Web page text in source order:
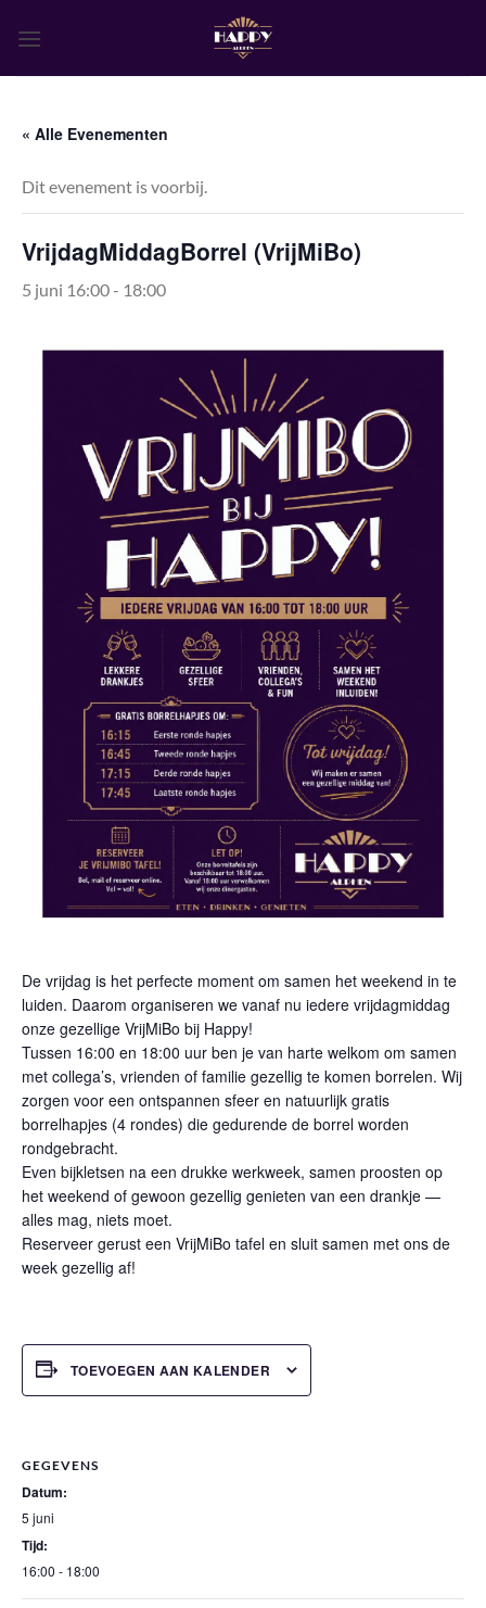
naar
« Alle Evenementen
Dit evenement is voorbij.
VrijdagMiddagBorrel (VrijMiBo)
5 juni 16:00- 18:00
De vrijdag is het perfecte moment om samen het weekend in te
luiden. Daarom organiseren we vanaf nu iedere vrijdagmiddag
onze gezellige VrijMiBo bij Happy!
Tussen 16:00 en 18:00 uur ben je van harte welkom om samen
met collega’s, vrienden of familie gezellig te komen borrelen. Wij
zorgen voor een ontspannen sfeer en natuurlijk gratis
borrelhapjes (4 rondes) die gedurende de borrel worden
rondgebracht.
Even bijkletsen na een drukke werkweek, samen proosten op
het weekend of gewoon gezellig genieten van een drankje —
alles mag, niets moet.
Reserveer gerust een VrijMiBo tafel en sluit samen met ons de
week gezellig af!
TOEVOEGEN AAN KALENDER
GEGEVENS
Datum:
5 juni
Tijd:
16:00 - 18:00